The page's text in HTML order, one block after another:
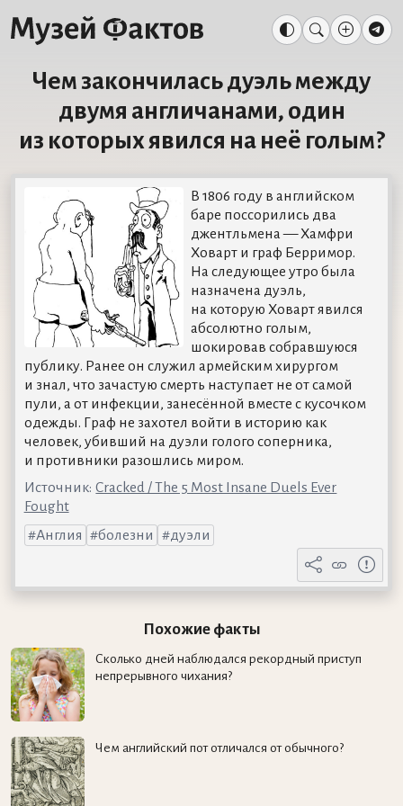
Чем закончилась дуэль между
двумя англичанами, один
из которых явился на неё голым?
В 1806 году в английском
баре поссорились два
джентльмена — Хамфри
Ховарт и граф Берримор.
На следующее утро была
назначена дуэль,
на которую Ховарт явился
абсолютно голым,
шокировав собравшуюся
публику. Ранее он служил армейским хирургом
и знал, что зачастую смерть наступает не от самой
пули, а от инфекции, занесённой вместе с кусочком
одежды. Граф не захотел войти в историю как
человек, убивший на дуэли голого соперника,
и противники разошлись миром.
Источник: Cracked / The 5 Most Insane Duels Ever
Fought
Англия
болезни дуэли
Похожие факты
Сколько дней наблюдался рекордный приступ
непрерывного чихания?
Чем английский пот отличался от обычного?